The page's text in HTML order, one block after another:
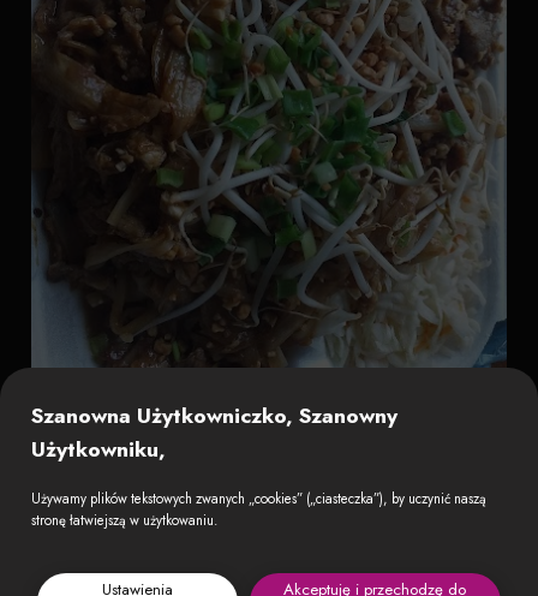
Szanowna Użytkowniczko, Szanowny
Użytkowniku,
Używamy plików tekstowych zwanych „cookies” („ciasteczka”), by uczynić naszą
stronę łatwiejszą w użytkowaniu.
Ustawienia
Akceptuję i przechodzę do